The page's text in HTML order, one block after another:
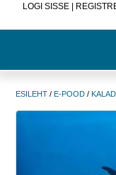
LOGI SISSE |
ESILEHT / E-POOD / KALAD